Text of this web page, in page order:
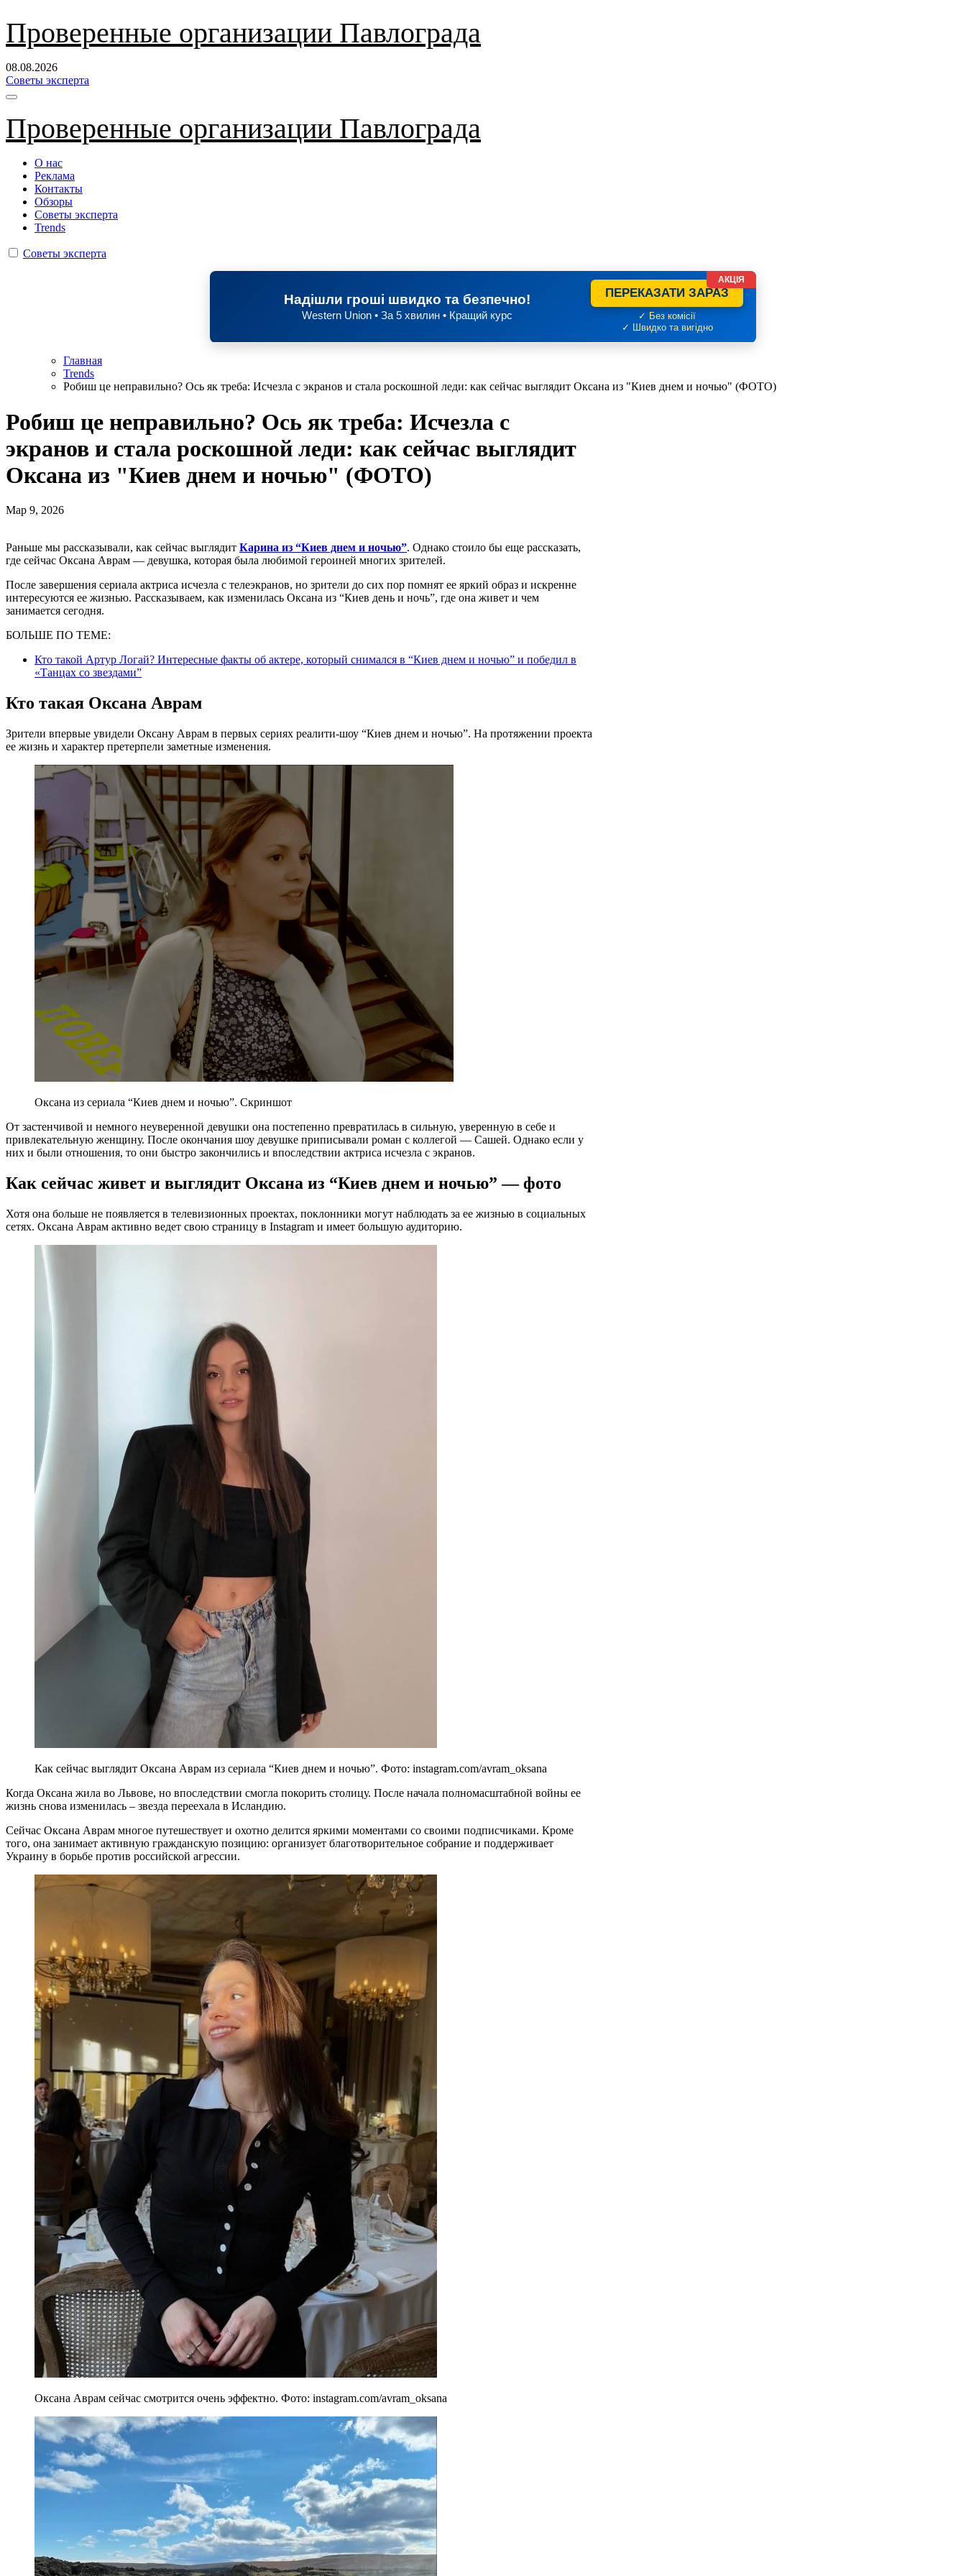
Перейти
содержанию
Проверенные организации Павлограда
08.08.2026
Советы эксперта
Проверенные организации Павлограда
О нас
Реклама
Контакты
Обзоры
Советы эксперта
Trends
Советы эксперта
Надішли гроші швидко та безпечно!
Western Union • За 5 хвилин • Кращий курс
ПЕРЕКАЗАТИ ЗАРАЗ
✓ Без комісії
✓ Швидко та вигідно
АКЦІЯ
Главная
Trends
Робиш це неправильно? Ось як треба: Исчезла с экранов и стала роскошной леди: как сейчас выглядит Оксана из "Киев днем и ночью" (ФОТО)
Робиш це неправильно? Ось як треба: Исчезла с
экранов и стала роскошной леди: как сейчас выглядит
Оксана из "Киев днем и ночью" (ФОТО)
Мар 9, 2026
Раньше мы рассказывали, как сейчас выглядит Карина из “Киев днем и ночью”. Однако стоило бы еще рассказать,
где сейчас Оксана Аврам — девушка, которая была любимой героиней многих зрителей.
После завершения сериала актриса исчезла с телеэкранов, но зрители до сих пор помнят ее яркий образ и искренне
интересуются ее жизнью. Рассказываем, как изменилась Оксана из “Киев день и ночь”, где она живет и чем
занимается сегодня.
БОЛЬШЕ ПО ТЕМЕ:
Кто такой Артур Логай? Интересные факты об актере, который снимался в “Киев днем и ночью” и победил в
«Танцах со звездами”
Кто такая Оксана Аврам
Зрители впервые увидели Оксану Аврам в первых сериях реалити-шоу “Киев днем и ночью”. На протяжении проекта
ее жизнь и характер претерпели заметные изменения.
Оксана из сериала “Киев днем и ночью”. Скриншот
От застенчивой и немного неуверенной девушки она постепенно превратилась в сильную, уверенную в себе и
привлекательную женщину. После окончания шоу девушке приписывали роман с коллегой — Сашей. Однако если у
них и были отношения, то они быстро закончились и впоследствии актриса исчезла с экранов.
Как сейчас живет и выглядит Оксана из “Киев днем и ночью” — фото
Хотя она больше не появляется в телевизионных проектах, поклонники могут наблюдать за ее жизнью в социальных
сетях. Оксана Аврам активно ведет свою страницу в Instagram и имеет большую аудиторию.
Как сейчас выглядит Оксана Аврам из сериала “Киев днем и ночью”. Фото: instagram.com/avram_oksana
Когда Оксана жила во Львове, но впоследствии смогла покорить столицу. После начала полномасштабной войны ее
жизнь снова изменилась – звезда переехала в Исландию.
Сейчас Оксана Аврам многое путешествует и охотно делится яркими моментами со своими подписчиками. Кроме
того, она занимает активную гражданскую позицию: организует благотворительное собрание и поддерживает
Украину в борьбе против российской агрессии.
Оксана Аврам сейчас смотрится очень эффектно. Фото: instagram.com/avram_oksana